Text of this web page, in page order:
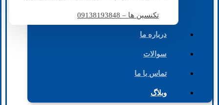
تکنسین ها – 09138193848
درباره ما
سوالات
تماس با ما
وبلاگ